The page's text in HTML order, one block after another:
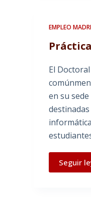
EMPLEO
El
en su
Seguir